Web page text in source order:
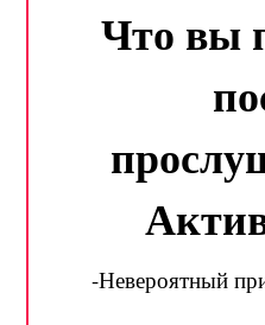
Что вы
-Невероятный